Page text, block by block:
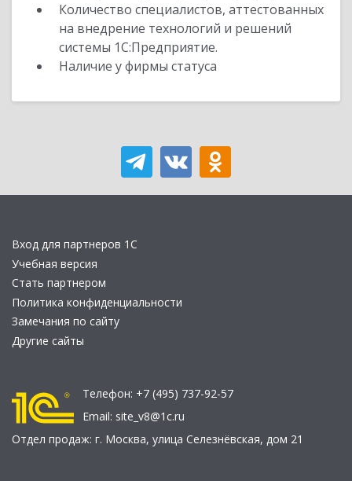
Количество специалистов, аттестованных
на внедрение технологий и решений
системы 1С:Предприятие.
Наличие у фирмы статуса
Вход для партнеров 1С
Учебная версия
Стать партнером
Политика конфиденциальности
Замечания по сайту
Другие сайты
Телефон: +7 (495) 737-92-57
Email: site_v8@1c.ru
Отдел продаж: г. Москва, улица Селезнёвская, дом 21